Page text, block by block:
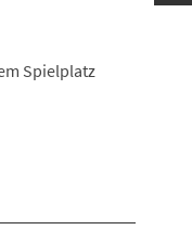
Spielplatz